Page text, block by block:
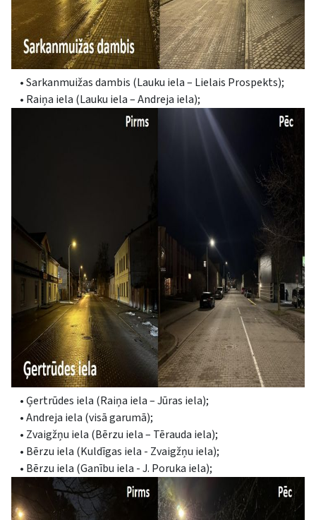
• Sarkanmuižas dambis (Lauku iela – Lielais Prospekts);
• Raiņa iela (Lauku iela – Andreja iela);
• Ģertrūdes iela (Raiņa iela – Jūras iela);
• Andreja iela (visā garumā);
• Zvaigžņu iela (Bērzu iela – Tērauda iela);
• Bērzu iela (Kuldīgas iela - Zvaigžņu iela);
• Bērzu iela (Ganību iela - J. Poruka iela);